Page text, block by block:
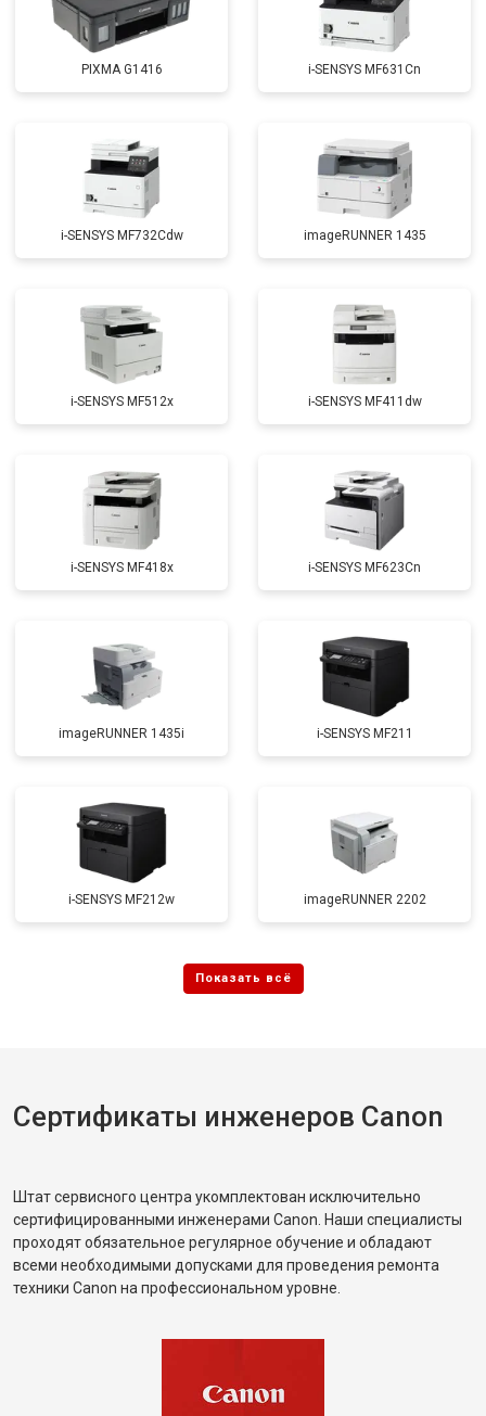
PIXMA G1416 i-SENSYS MF631Cn
i-SENSYS MF732Cdw imageRUNNER 1435
i-SENSYS MF512x i-SENSYS MF411dw
i-SENSYS MF418x i-SENSYS MF623Cn
imageRUNNER 1435i i-SENSYS MF211
i-SENSYS MF212w imageRUNNER 2202
Сертификаты инженеров Canon
Штат сервисного центра укомплектован исключительно
сертифицированными инженерами Canon. Наши специалисты
проходят обязательное регулярное обучение и обладают
всеми необходимыми допусками для проведения ремонта
техники Canon на профессиональном уровне.